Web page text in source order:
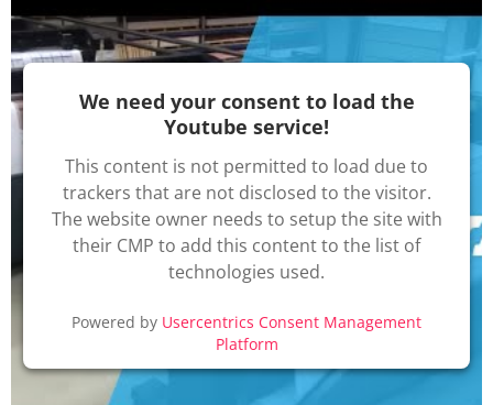
We need your consent to load the
Youtube service!
This content is not permitted to load due to
trackers that are not disclosed to the visitor.
The website owner needs to setup the site with
their CMP to add this content to the list of
technologies used.
Powered by Usercentrics Consent Management
Platform